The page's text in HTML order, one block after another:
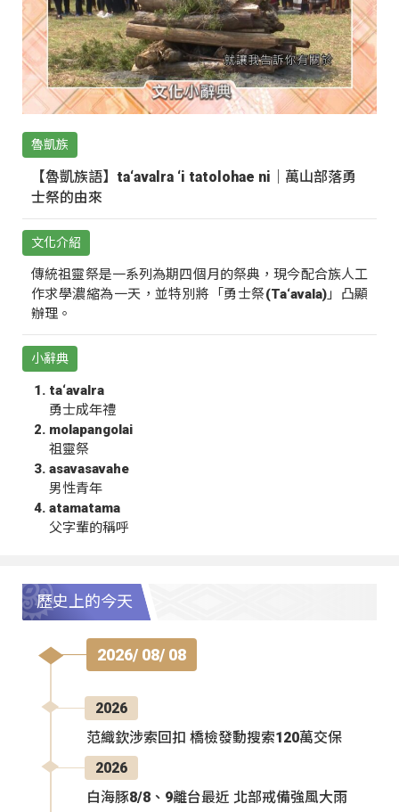
魯凱族
【魯凱族語】ta‘avalra ‘i tatolohae ni｜萬山部落勇
士祭的由來
文化介紹
傳統祖靈祭是一系列為期四個月的祭典，現今配合族人工
作求學濃縮為一天，並特別將「勇士祭(Ta‘avala)」凸顯
辦理。
小辭典
ta‘avalra
勇士成年禮
molapangolai
祖靈祭
asavasavahe
男性青年
atamatama
父字輩的稱呼
歷史上的今天
2026/ 08/ 08
2026
范織欽涉索回扣 橋檢發動搜索120萬交保
2026
白海豚8/8、9離台最近 北部戒備強風大雨